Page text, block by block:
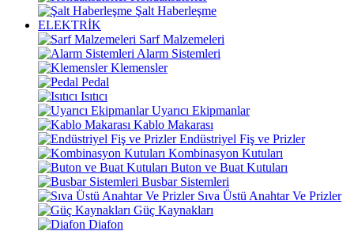
Şalt Haberleşme
ELEKTRİK
Sarf Malzemeleri
Alarm Sistemleri
Klemensler
Pedal
Isıtıcı
Uyarıcı Ekipmanlar
Kablo Makarası
Endüstriyel Fiş ve Prizler
Kombinasyon Kutuları
Buton ve Buat Kutuları
Busbar Sistemleri
Sıva Üstü Anahtar Ve Prizler
Güç Kaynakları
Diafon